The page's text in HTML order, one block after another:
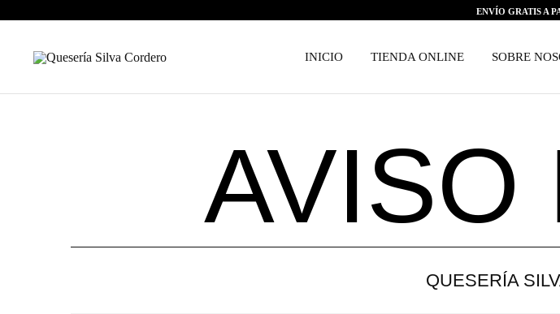
ENVÍO GRATIS A
Quesería
INICIO TIENDA ONLINE SOBRE
AVISO
QUESERÍA